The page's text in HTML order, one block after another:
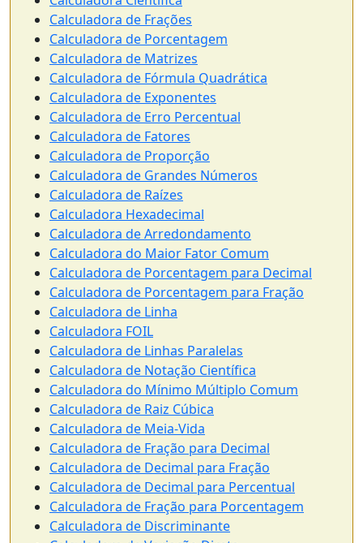
Calculadora de Frações
Calculadora de Porcentagem
Calculadora de Matrizes
Calculadora de Fórmula Quadrática
Calculadora de Exponentes
Calculadora de Erro Percentual
Calculadora de Fatores
Calculadora de Proporção
Calculadora de Grandes Números
Calculadora de Raízes
Calculadora Hexadecimal
Calculadora de Arredondamento
Calculadora do Maior Fator Comum
Calculadora de Porcentagem para Decimal
Calculadora de Porcentagem para Fração
Calculadora de Linha
Calculadora FOIL
Calculadora de Linhas Paralelas
Calculadora de Notação Científica
Calculadora do Mínimo Múltiplo Comum
Calculadora de Raiz Cúbica
Calculadora de Meia-Vida
Calculadora de Fração para Decimal
Calculadora de Decimal para Fração
Calculadora de Decimal para Percentual
Calculadora de Fração para Porcentagem
Calculadora de Discriminante